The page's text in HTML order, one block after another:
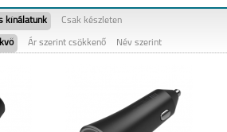
9 PRO
XL
kínálatunk Csak készleten
Ár szerint csökkenő Név szerint